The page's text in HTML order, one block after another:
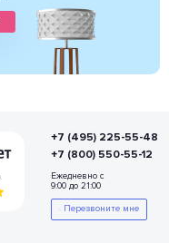
+7 (495) 225-55-48
+7 (800) 550-55-12
Ежедневно с
9:00 до 21:00
Перезвоните мне